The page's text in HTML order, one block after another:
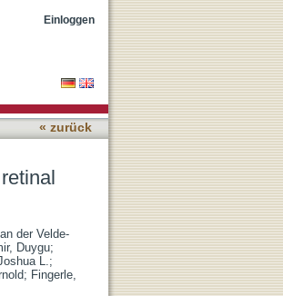
leads
Einloggen
« zurück
der Velde-
Duygu;
L.;
; Fingerle,